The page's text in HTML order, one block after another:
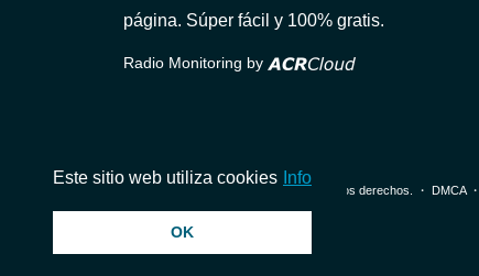
página. Súper fácil y 100% gratis.
Radio Monitoring by
© 2026 InstantAudio. Reservados todos los derechos. ・ DMCA・
Este sitio web utiliza cookies Info
OK